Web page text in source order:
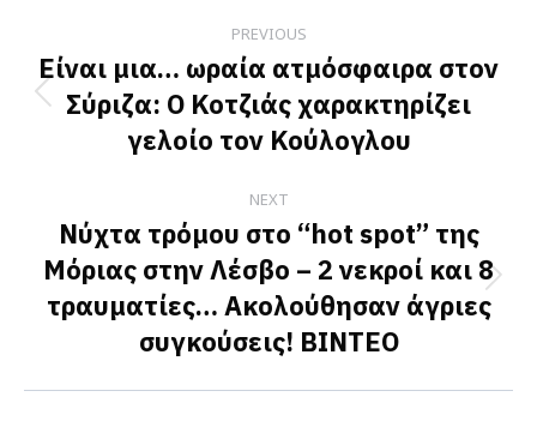
navigation
PREVIOUS
Previous
post:
Είναι μια… ωραία ατμόσφαιρα στον
Σύριζα: Ο Κοτζιάς χαρακτηρίζει
γελοίο τον Κούλογλου
NEXT
Next
post:
Νύχτα τρόμου στο “hot spot” της
Μόριας στην Λέσβο – 2 νεκροί και 8
τραυματίες… Ακολούθησαν άγριες
συγκούσεις! ΒΙΝΤΕΟ